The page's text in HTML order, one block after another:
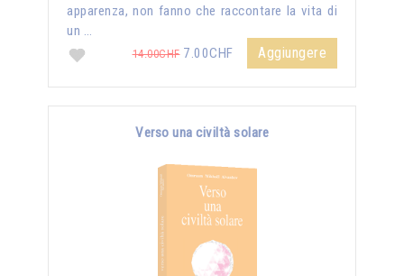
apparenza, non fanno che raccontare la vita di
un …
14.00CHF7.00CHF Aggiungere
Verso una civiltà solare